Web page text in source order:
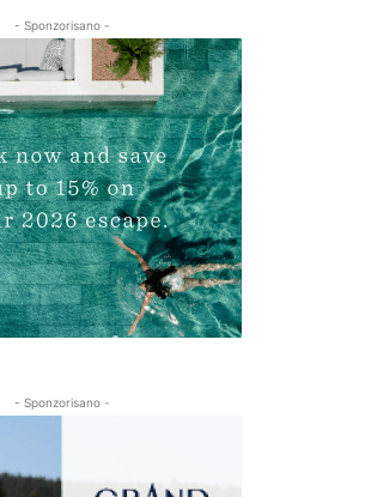
- Sponzorisano -
- Sponzorisano -